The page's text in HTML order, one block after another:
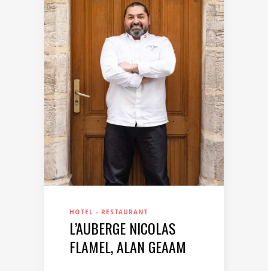
HOTEL - RESTAURANT
L’AUBERGE NICOLAS
FLAMEL, ALAN GEAAM